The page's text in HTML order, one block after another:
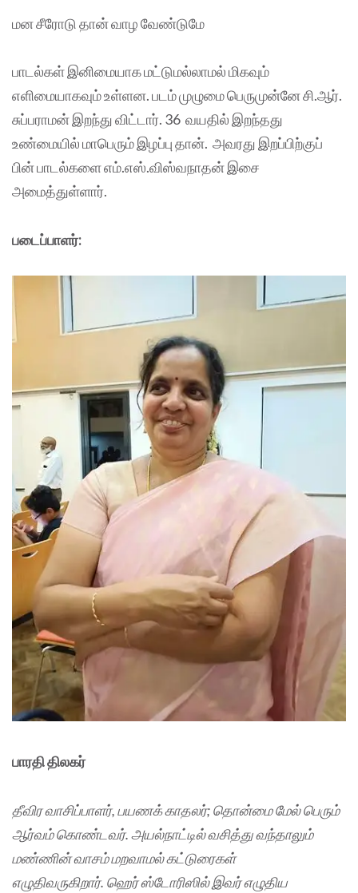
மன சீரோடு தான் வாழ வேண்டுமே
பாடல்கள் இனிமையாக மட்டுமல்லாமல் மிகவும்
எளிமையாகவும் உள்ளன. படம் முழுமை பெருமுன்னே சி.ஆர்.
சுப்பராமன் இறந்து விட்டார். 36 வயதில் இறந்தது
உண்மையில் மாபெரும் இழப்பு தான். அவரது இறப்பிற்குப்
பின் பாடல்களை எம்.எஸ்.விஸ்வநாதன் இசை
அமைத்துள்ளார்.
படைப்பாளர்:
பாரதி திலகர்
தீவிர வாசிப்பாளர், பயணக் காதலர்; தொன்மை மேல் பெரும்
ஆர்வம் கொண்டவர். அயல்நாட்டில் வசித்து வந்தாலும்
மண்ணின் வாசம் மறவாமல் கட்டுரைகள்
எழுதிவருகிறார். ஹெர் ஸ்டோரிஸில் இவர் எழுதிய